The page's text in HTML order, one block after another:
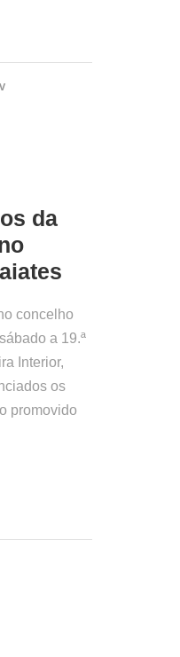
da
concelho
a 19.ª
Interior,
os
promovido